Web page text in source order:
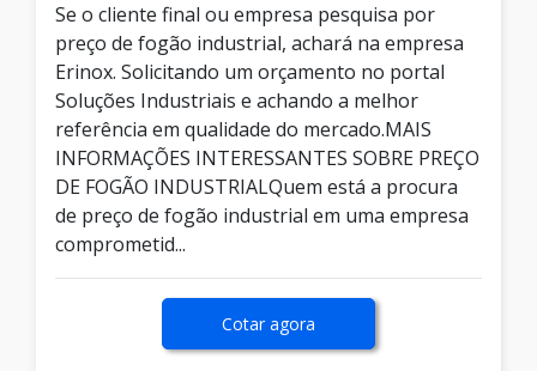
Se o cliente final ou empresa pesquisa por
preço de fogão industrial, achará na empresa
Erinox. Solicitando um orçamento no portal
Soluções Industriais e achando a melhor
referência em qualidade do mercado.MAIS
INFORMAÇÕES INTERESSANTES SOBRE PREÇO
DE FOGÃO INDUSTRIALQuem está a procura
de preço de fogão industrial em uma empresa
comprometid...
Cotar agora